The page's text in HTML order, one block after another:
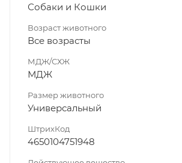
Собаки и Кошки
Возраст животного
Все возрасты
МДЖ/СХЖ
МДЖ
Размер животного
Универсальный
ШтрихКод
4650104751948